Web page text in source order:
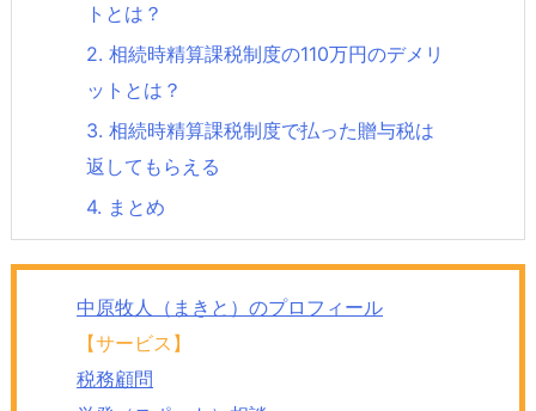
トとは？
2. 相続時精算課税制度の110万円のデメリ
ットとは？
3. 相続時精算課税制度で払った贈与税は
返してもらえる
4. まとめ
中原牧人（まきと）のプロフィール
【サービス】
税務顧問